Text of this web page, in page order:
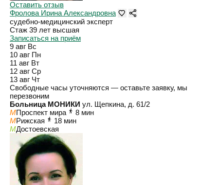
Оставить отзыв
Фролова Ирина Александровна
судебно-медицинский эксперт
Стаж 39 лет высшая
Записаться на приём
9 авг Вс
10 авг Пн
11 авг Вт
12 авг Ср
13 авг Чт
Свободные часы уточняются — оставьте заявку, мы
перезвоним
Больница МОНИКИ ул. Щепкина, д. 61/2
MПроспект мира
8 мин
MРижская
18 мин
MДостоевская